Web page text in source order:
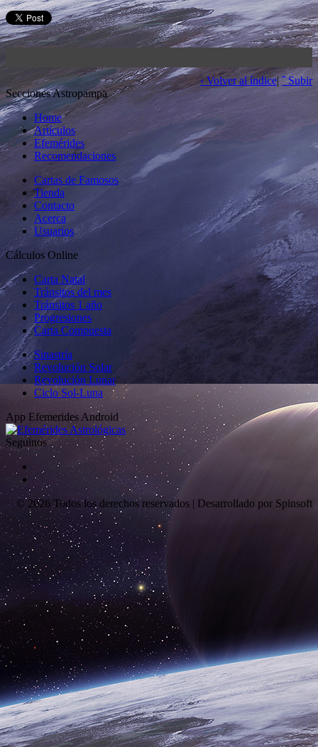
‹ Volver al índice|ˆ Subir
Secciones Astropampa
Home
Artículos
Efemérides
Recomendaciones
Cartas de Famosos
Tienda
Contacto
Acerca
Usuarios
Cálculos Online
Carta Natal
Tránsitos del mes
Tránsitos 1 año
Progresiones
Carta Compuesta
Sinastría
Revolución Solar
Revolución Lunar
Ciclo Sol-Luna
App Efemerides Android
Seguinos
© 2026 Todos los derechos reservados | Desarrollado por Spinsoft